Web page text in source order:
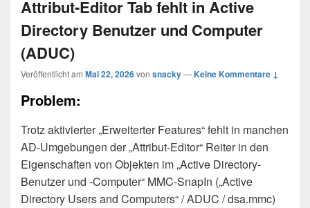
Attribut-Editor Tab fehlt in Active
Directory Benutzer und Computer
(ADUC)
Veröffentlicht am Mai 22, 2026von snacky—Keine Kommentare ↓
Problem:
Trotz aktivierter „Erweiterter Features“ fehlt in manchen
AD-Umgebungen der „Attribut-Editor“ Reiter in den
Eigenschaften von Objekten im „Active Directory-
Benutzer und -Computer“ MMC-SnapIn („Active
Directory Users and Computers“ / ADUC / dsa.mmc)